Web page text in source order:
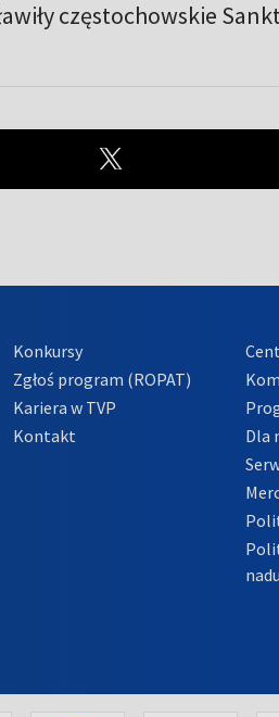
częstochowskie
Konkursy
Zgłoś program (ROPAT)
Kariera w TVP
Kontakt
Dla